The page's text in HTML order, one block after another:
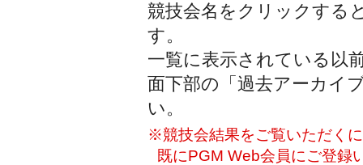
競技会名をクリックする
す。
一覧に表示されている以
面下部の「過去アーカイ
い。
※競技会結果をご覧いただく
既にPGM Web会員にご登録